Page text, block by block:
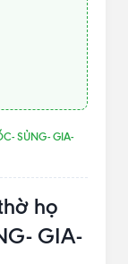
SỦNG- GIA-
họ
GIA-